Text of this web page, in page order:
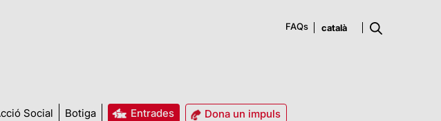
FAQs
Social Botiga Entrades
Dona un impuls